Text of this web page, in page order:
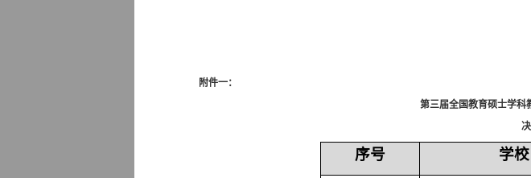
附件一：
第三届全国教育硕士学科
序号 学校